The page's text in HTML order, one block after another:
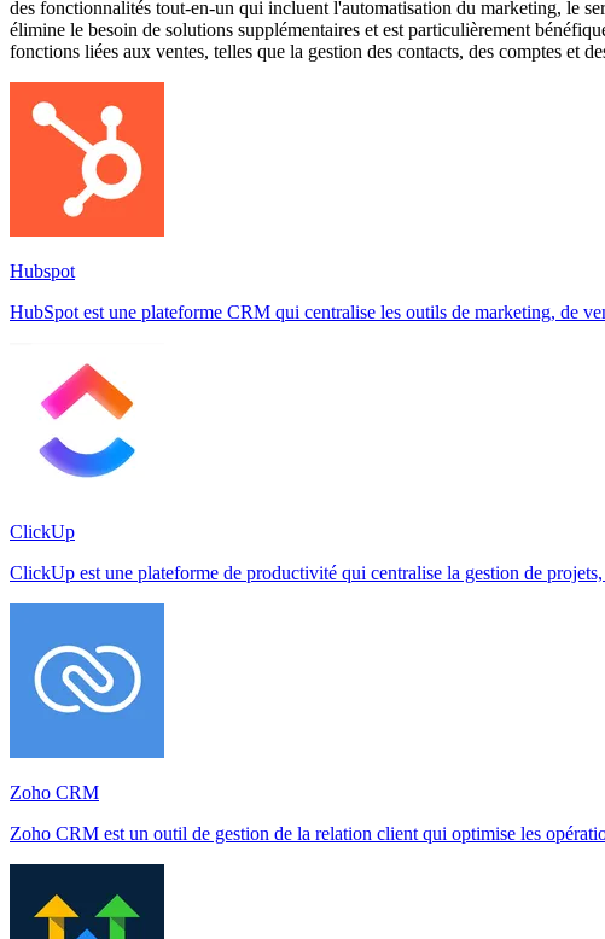
des fonctionnalités tout-en-un qui incluent l'automatisation du marketing, le
élimine le besoin de solutions supplémentaires et est particulièrement
fonctions liées aux ventes, telles que la gestion des contacts, des comptes et
Hubspot
HubSpot est une plateforme CRM qui centralise les outils de marketing, de
ClickUp
ClickUp est une plateforme de productivité qui centralise la gestion de
Zoho CRM
Zoho CRM est un outil de gestion de la relation client qui optimise les